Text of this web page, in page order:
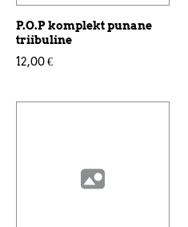
P.O.P komplekt punane
triibuline
12,00 €